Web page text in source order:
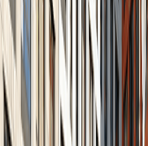
Наше предложение
Ваш ежемесячный платеж
46 570 ₽
Сумма ипотеки Ставка
5,00